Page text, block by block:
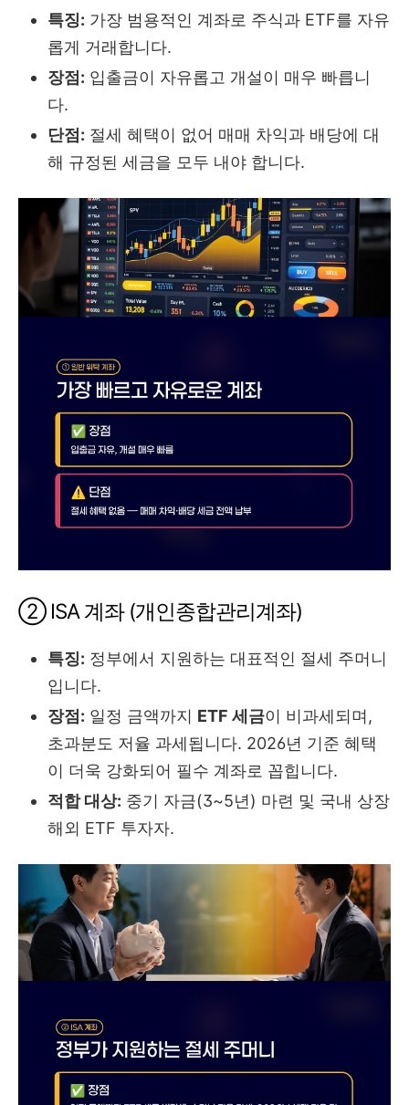
특징: 가장 범용적인 계좌로 주식과 ETF를 자유
롭게 거래합니다.
장점: 입출금이 자유롭고 개설이 매우 빠릅니
다.
단점: 절세 혜택이 없어 매매 차익과 배당에 대
해 규정된 세금을 모두 내야 합니다.
② ISA 계좌 (개인종합관리계좌)
특징: 정부에서 지원하는 대표적인 절세 주머니
입니다.
장점: 일정 금액까지 ETF 세금이 비과세되며,
초과분도 저율 과세됩니다. 2026년 기준 혜택
이 더욱 강화되어 필수 계좌로 꼽힙니다.
적합 대상: 중기 자금(3~5년) 마련 및 국내 상장
해외 ETF 투자자.